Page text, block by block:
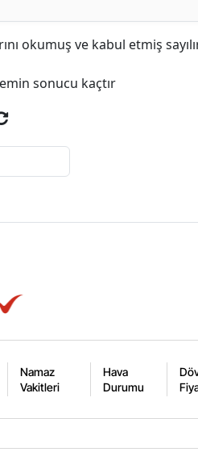
okumuş ve kabul etmiş
sonucu kaçtır
Namaz
Vakitleri
Hava
Durumu